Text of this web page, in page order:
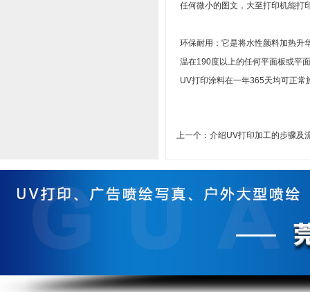
任何微小的图文，大至打印机能打
环保耐用：它是将水性颜料加热升
温在190度以上的任何平面板或平
UV打印涂料在一年365天均可正
上一个： 介绍UV打印加工的步骤及